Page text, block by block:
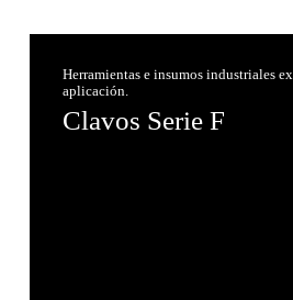
Herramientas e insumos industriales
aplicación.
Clavos Serie F